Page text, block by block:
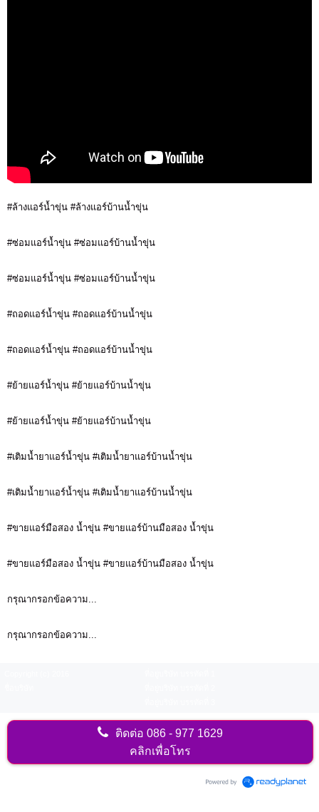
#ล้างแอร์น้ำขุ่น #ล้างแอร์บ้านน้ำขุ่น
#ซ่อมแอร์น้ำขุ่น #ซ่อมแอร์บ้านน้ำขุ่น
#ซ่อมแอร์น้ำขุ่น #ซ่อมแอร์บ้านน้ำขุ่น
#ถอดแอร์น้ำขุ่น #ถอดแอร์บ้านน้ำขุ่น
#ถอดแอร์น้ำขุ่น #ถอดแอร์บ้านน้ำขุ่น
#ย้ายแอร์น้ำขุ่น #ย้ายแอร์บ้านน้ำขุ่น
#ย้ายแอร์น้ำขุ่น #ย้ายแอร์บ้านน้ำขุ่น
#เติมน้ำยาแอร์น้ำขุ่น #เติมน้ำยาแอร์บ้านน้ำขุ่น
#เติมน้ำยาแอร์น้ำขุ่น #เติมน้ำยาแอร์บ้านน้ำขุ่น
#ขายแอร์มือสอง น้ำขุ่น #ขายแอร์บ้านมือสอง น้ำขุ่น
#ขายแอร์มือสอง น้ำขุ่น #ขายแอร์บ้านมือสอง น้ำขุ่น
กรุณากรอกข้อความ...
กรุณากรอกข้อความ...
ติดต่อ 086 - 977 1629
คลิกเพื่อโทร